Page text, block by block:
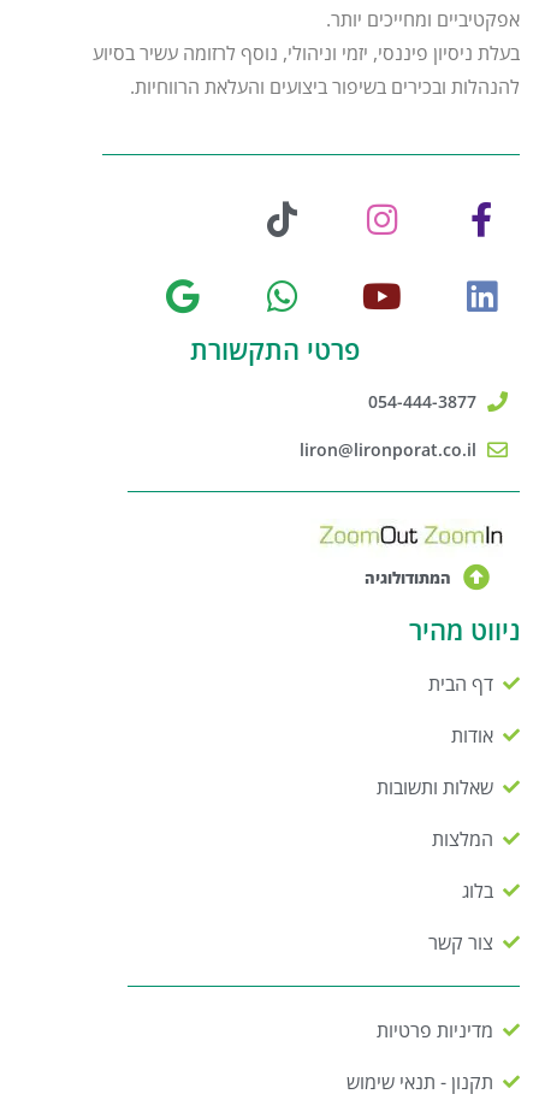
אפקטיביים ומחייכים יותר.
בעלת ניסיון פיננסי, יזמי וניהולי, נוסף לרזומה עשיר בסיוע
להנהלות ובכירים בשיפור ביצועים והעלאת הרווחיות.
פרטי התקשורת
054-444-3877
liron@lironporat.co.il
המתודולוגיה
ניווט מהיר
דף הבית
אודות
שאלות ותשובות
המלצות
בלוג
צור קשר
מדיניות פרטיות
תקנון - תנאי שימוש